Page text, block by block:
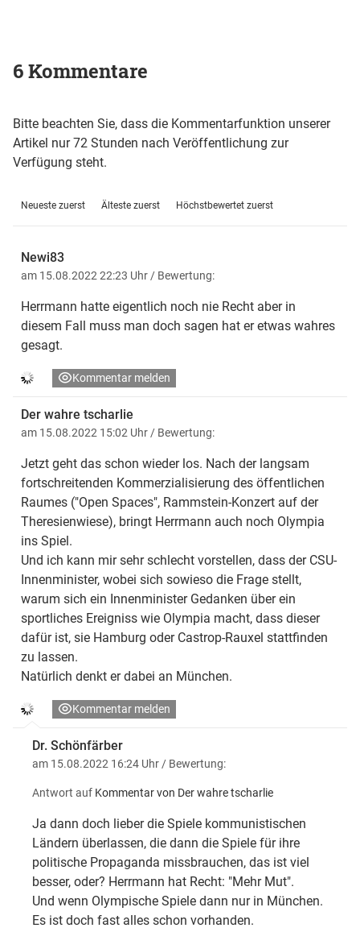
6 Kommentare
Bitte beachten Sie, dass die Kommentarfunktion unserer
Artikel nur 72 Stunden nach Veröffentlichung zur
Verfügung steht.
Neueste zuerst Älteste zuerst Höchstbewertet zuerst
Newi83
am 15.08.2022 22:23 Uhr / Bewertung:
Herrmann hatte eigentlich noch nie Recht aber in
diesem Fall muss man doch sagen hat er etwas wahres
gesagt.
Kommentar melden
Der wahre tscharlie
am 15.08.2022 15:02 Uhr / Bewertung:
Jetzt geht das schon wieder los. Nach der langsam
fortschreitenden Kommerzialisierung des öffentlichen
Raumes ("Open Spaces", Rammstein-Konzert auf der
Theresienwiese), bringt Herrmann auch noch Olympia
ins Spiel.
Und ich kann mir sehr schlecht vorstellen, dass der CSU-
Innenminister, wobei sich sowieso die Frage stellt,
warum sich ein Innenminister Gedanken über ein
sportliches Ereigniss wie Olympia macht, dass dieser
dafür ist, sie Hamburg oder Castrop-Rauxel stattfinden
zu lassen.
Natürlich denkt er dabei an München.
Kommentar melden
Dr. Schönfärber
am 15.08.2022 16:24 Uhr / Bewertung:
Antwort auf Kommentar von Der wahre tscharlie
Ja dann doch lieber die Spiele kommunistischen
Ländern überlassen, die dann die Spiele für ihre
politische Propaganda missbrauchen, das ist viel
besser, oder? Herrmann hat Recht: "Mehr Mut".
Und wenn Olympische Spiele dann nur in München.
Es ist doch fast alles schon vorhanden.